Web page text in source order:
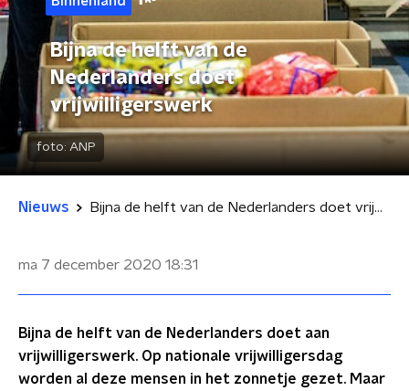
Bijna de helft van de
Nederlanders doet
vrijwilligerswerk
foto: ANP
Nieuws Bijna de helft van de Nederlanders doet vrijwilligerswerk
ma 7 december 2020 18:31
Bijna de helft van de Nederlanders doet aan
vrijwilligerswerk. Op nationale vrijwilligersdag
worden al deze mensen in het zonnetje gezet. Maar